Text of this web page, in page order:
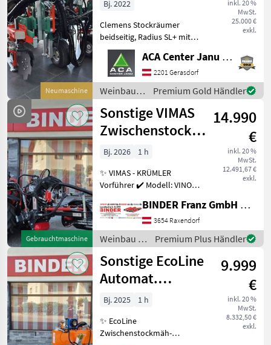
AKTUELLER
PFAD
Landtechnik
Weinbau
Stockraeumer
Stockputzer
KATEGORIE
WÄHLEN
Sonstige
27
Rinieri
11
Olmi
9
CFS
7
Clemens
6
Ostraticky
6
Alle 16
anzeigen
MARKTPLATZ
Zurücksetzen
Ergebnisse
anzeigen
Neumaschine
inkl. 20 %
MwSt.
25.000 €
exkl.
Bj. 2022
Clemens Stockräumer
beidseitig, Radius SL+ mit
Zinkenkreisel, SB 2
Geräteträger, Aushub
hydraulisch Links und
Rechts, Arbeitsbreite 2400 -
3400 mm, inkl. Ventilblock
ACA Center Janu GmbH
2201 Gerasdorf
Weinbau /
Clemens
Premium Gold Händler
Gebrauchtmaschine
Sonstige VIMAS
Zwischenstock-
KRÜMLER
14.990
€
inkl. 20 %
MwSt.
12.491,67 €
exkl.
Bj. 2026
1 h
✨ VIMAS - KRÜMLER
Vorführer ✔️ Modell: VINO -
serienmäßiger Ausführung
✔️ Heckanbau - einseitig ✔️
Hohe
Arbeitsgeschwindigkeit bis
zu 5, 5
BINDER Franz GmbH & CoKG
3654 Raxendorf
Weinbau /
Sonstige
Premium Plus Händler
Sonstige EcoLine
Automat.
Zwischenstockmäher
Ostraticky
9.999
€
inkl. 20 %
MwSt.
8.332,50 €
exkl.
Bj. 2025
1 h
✨ EcoLine
Zwischenstockmäh-